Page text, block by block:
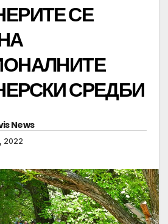
СЕ
СРЕДБИ
News
2022